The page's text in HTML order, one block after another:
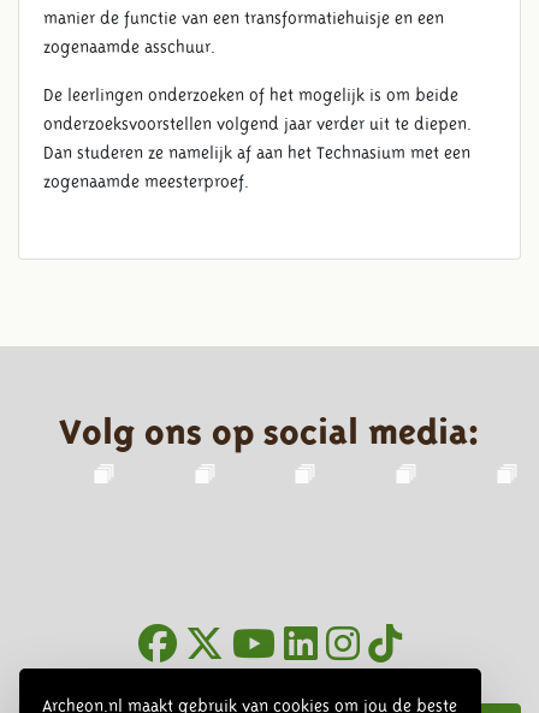
Archeon.nl maakt gebruik van cookies om jou de beste
manier de functie van een transformatiehuisje en een
zogenaamde asschuur.
De leerlingen onderzoeken of het mogelijk is om beide
onderzoeksvoorstellen volgend jaar verder uit te diepen.
Dan studeren ze namelijk af aan het Technasium met een
zogenaamde meesterproef.
Volg ons op social media: